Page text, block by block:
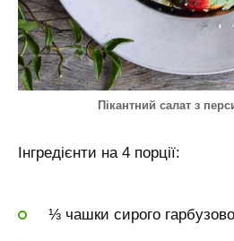
Пікантний салат з
Інгредієнти на 4 порції:
⅓ чашки сирого